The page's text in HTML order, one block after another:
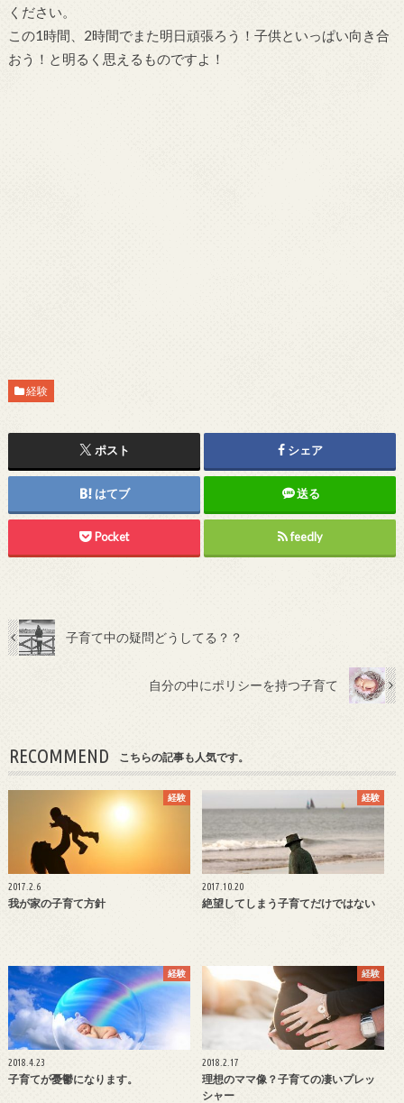
ください。
この1時間、2時間でまた明日頑張ろう！子供といっぱい向き合
おう！と明るく思えるものですよ！
経験
ポスト シェア
はてブ 送る
Pocket feedly
子育て中の疑問どうしてる？？
自分の中にポリシーを持つ子育て
RECOMMEND こちらの記事も人気です。
経験
2017.2.6
我が家の子育て方針
経験
2017.10.20
絶望してしまう子育てだけではない
経験
2018.4.23
子育てが憂鬱になります。
経験
2018.2.17
理想のママ像？子育ての凄いプレッ
シャー